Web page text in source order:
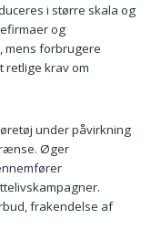
i større skala og
og
mens forbrugere
retlige krav om
under påvirkning
Øger
frakendelse af